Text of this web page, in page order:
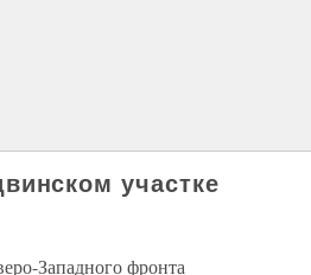
участке
Западного фронта